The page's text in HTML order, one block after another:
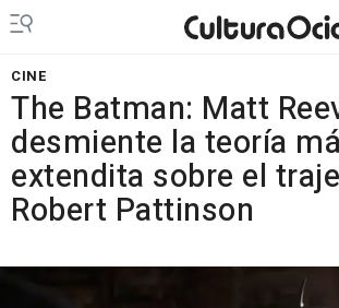
CINE
The Batman: Matt
desmiente la teoría
extendita sobre el
Robert Pattinson